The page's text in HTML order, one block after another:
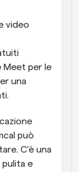
video
Meet per le
una
può
C'è una
e